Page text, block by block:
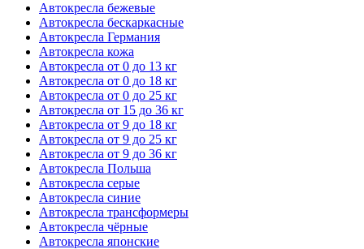
Автокресла бежевые
Автокресла бескаркасные
Автокресла Германия
Автокресла кожа
Автокресла от 0 до 13 кг
Автокресла от 0 до 18 кг
Автокресла от 0 до 25 кг
Автокресла от 15 до 36 кг
Автокресла от 9 до 18 кг
Автокресла от 9 до 25 кг
Автокресла от 9 до 36 кг
Автокресла Польша
Автокресла серые
Автокресла синие
Автокресла трансформеры
Автокресла чёрные
Автокресла японские